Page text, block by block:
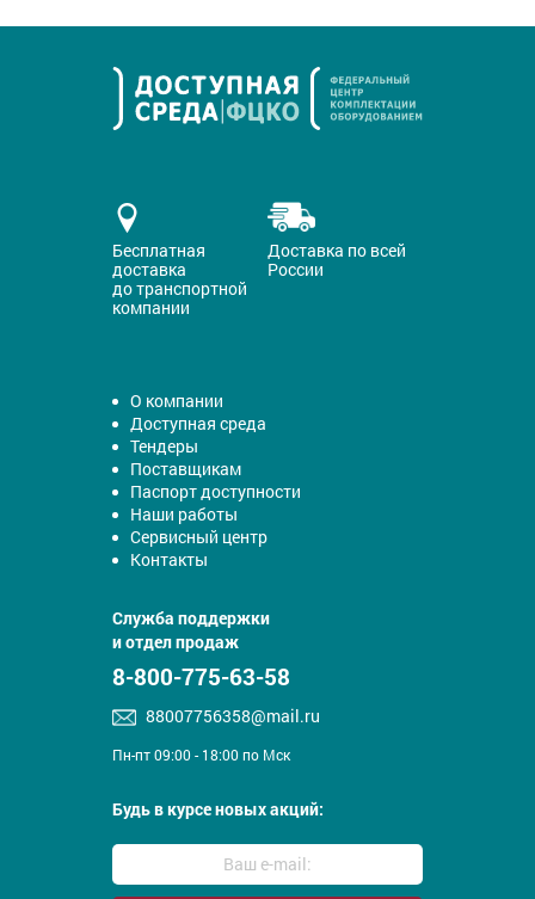
Бесплатная
доставка
до транспортной
компании
Доставка по всей
России
О компании
Доступная среда
Тендеры
Поставщикам
Паспорт доступности
Наши работы
Сервисный центр
Контакты
Служба поддержки
и отдел продаж
8-800-775-63-58
88007756358@mail.ru
Пн-пт 09:00 - 18:00 по Мск
Будь в курсе новых акций: